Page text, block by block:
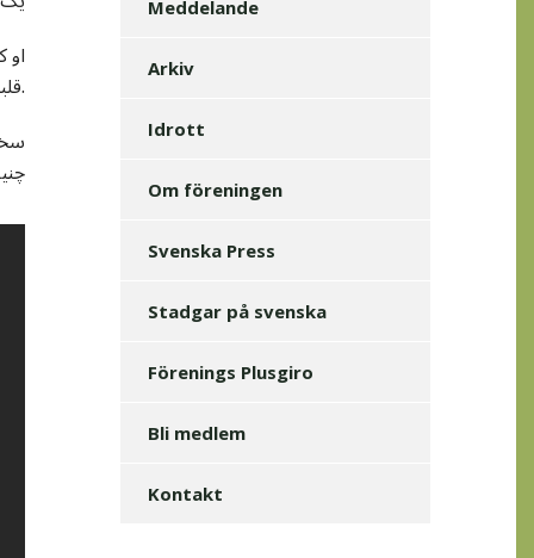
قلبهای غمگسار زمینی هارا با ترنم موسیقی و آهنگهای دلنوازش متوجه آفریننده ای همه ای مهر ها ساخت.
Meddelande
Arkiv
Idrott
Om föreningen
Svenska Press
Stadgar på svenska
Förenings Plusgiro
Bli medlem
Kontakt